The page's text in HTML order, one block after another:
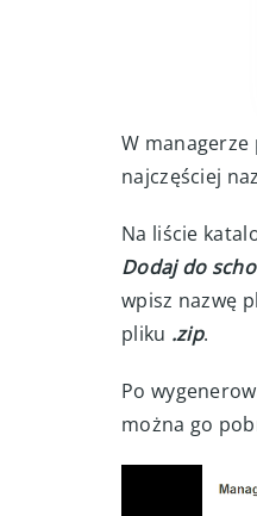
W
najczęściej
Na liście
Dodaj do
wpisz nazwę
.zip
Po